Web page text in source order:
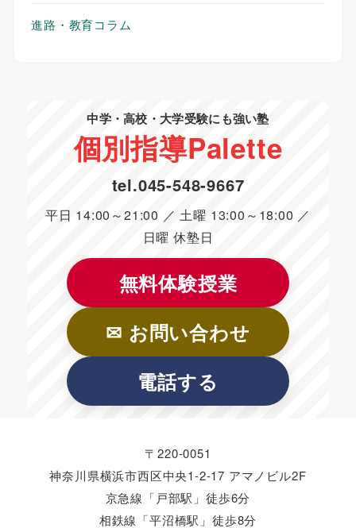
進路・教育コラム
中学・高校・大学受験にも強い塾
個別指導Palette
tel.045-548-9667
平日 14:00～21:00 ／ 土曜 13:00～18:00 ／
日曜 休塾日
無料体験授業
✉ お問い合わせ
電話する
〒220-0051
神奈川県横浜市西区中央1-2-17 アマノビル2F
京急線「戸部駅」徒歩6分
相鉄線「平沼橋駅」徒歩8分